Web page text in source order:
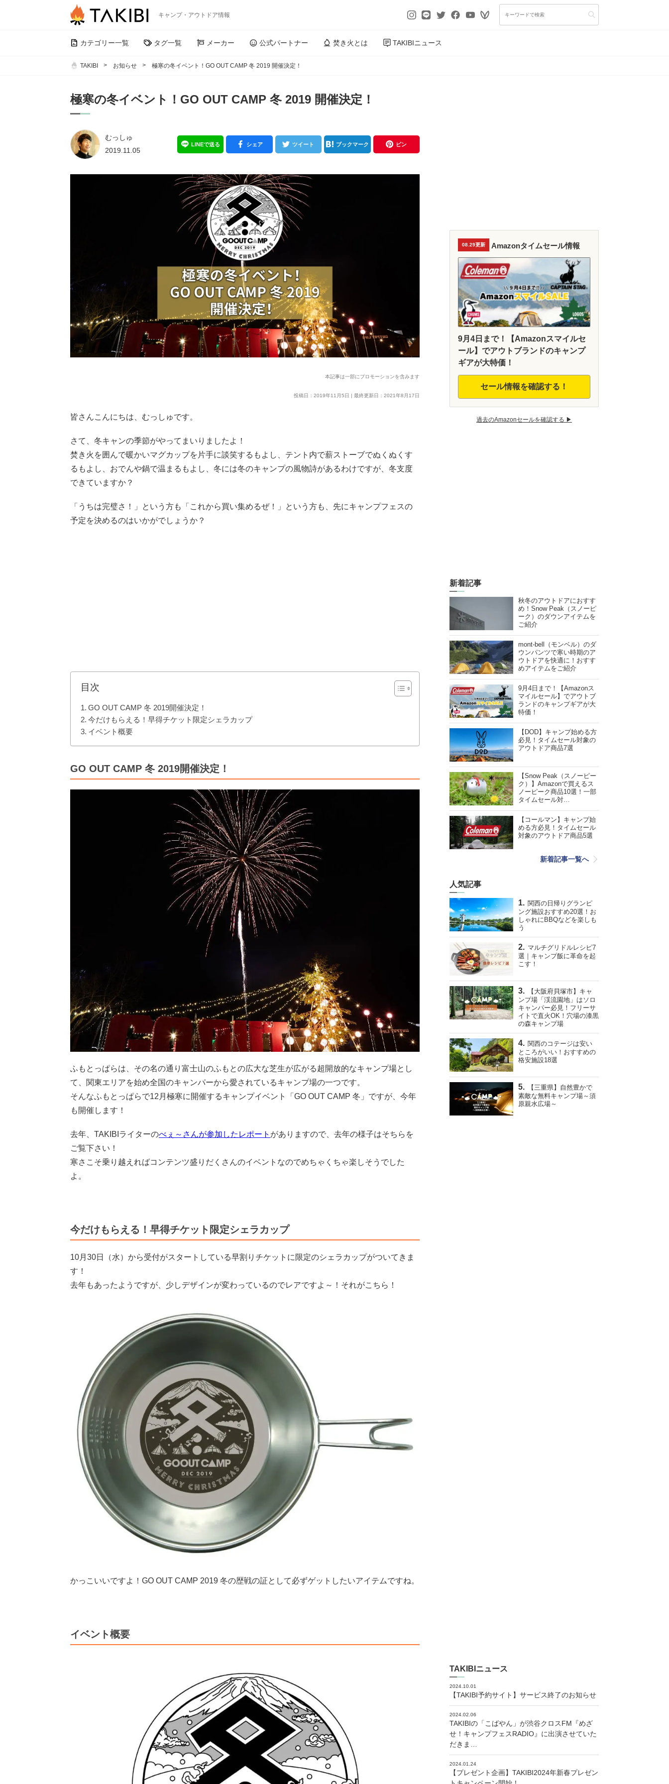
キャンプ・アウトドア情報
カテゴリー一覧 タグ一覧 メーカー 公式パートナー 焚き火とは TAKIBIニュース
TAKIBI お知らせ 極寒の冬イベント！GO OUT CAMP 冬 2019 開催決定！
極寒の冬イベント！GO OUT CAMP 冬 2019 開催決定！
むっしゅ
2019.11.05
LINEで送る シェア ツイート ブックマーク ピン
本記事は一部にプロモーションを含みます
投稿日：2019年11月5日 | 最終更新日：2021年8月17日
皆さんこんにちは、むっしゅです。
さて、冬キャンの季節がやってまいりましたよ！
焚き火を囲んで暖かいマグカップを片手に談笑するもよし、テント内で薪ストーブでぬくぬくす
るもよし、おでんや鍋で温まるもよし、冬には冬のキャンプの風物詩があるわけですが、冬支度
できていますか？
「うちは完璧さ！」という方も「これから買い集めるぜ！」という方も、先にキャンプフェスの
予定を決めるのはいかがでしょうか？
目次
GO OUT CAMP 冬 2019開催決定！
今だけもらえる！早得チケット限定シェラカップ
イベント概要
GO OUT CAMP 冬 2019開催決定！
ふもとっぱらは、その名の通り富士山のふもとの広大な芝生が広がる超開放的なキャンプ場とし
て、関東エリアを始め全国のキャンパーから愛されているキャンプ場の一つです。
そんなふもとっぱらで12月極寒に開催するキャンプイベント「GO OUT CAMP 冬」ですが、今年
も開催します！
去年、TAKIBIライターのべぇ～さんが参加したレポート がありますので、去年の様子はそちらを
ご覧下さい！
寒さこそ乗り越えればコンテンツ盛りだくさんのイベントなのでめちゃくちゃ楽しそうでした
よ。
今だけもらえる！早得チケット限定シェラカップ
10月30日（水）から受付がスタートしている早割りチケットに限定のシェラカップがついてきま
す！
去年もあったようですが、少しデザインが変わっているのでレアですよ～！それがこちら！
かっこいいですよ！GO OUT CAMP 2019 冬の歴戦の証として必ずゲットしたいアイテムですね。
イベント概要
08.29更新 Amazonタイムセール情報
9月4日まで！【Amazonスマイルセ
ール】でアウトブランドのキャンプ
ギアが大特価！
セール情報を確認する！
過去のAmazonセールを確認する ▶︎
新着記事
秋冬のアウトドアにおすす
め！Snow Peak（スノーピ
ーク）のダウンアイテムを
ご紹介
mont-bell（モンベル）のダ
ウンパンツで寒い時期のア
ウトドアを快適に！おすす
めアイテムをご紹介
9月4日まで！【Amazonス
マイルセール】でアウトブ
ランドのキャンプギアが大
特価！
【DOD】キャンプ始める方
必見！タイムセール対象の
アウトドア商品7選
【Snow Peak（スノーピー
ク）】Amazonで買えるス
ノーピーク商品10選！一部
タイムセール対…
【コールマン】キャンプ始
める方必見！タイムセール
対象のアウトドア商品5選
新着記事一覧へ
人気記事
関西の日帰りグランピ
ング施設おすすめ20選！お
しゃれにBBQなどを楽しも
う
マルチグリドルレシピ7
選｜キャンプ飯に革命を起
こす！
【大阪府貝塚市】キャ
ンプ場「渓流園地」はソロ
キャンパー必見！フリーサ
イトで直火OK！穴場の漆黒
の森キャンプ場
関西のコテージは安い
ところがいい！おすすめの
格安施設18選
【三重県】自然豊かで
素敵な無料キャンプ場～須
原親水広場～
TAKIBIニュース
2024.10.01
【TAKIBI予約サイト】サービス終了のお知らせ
2024.02.06
TAKIBIの「こばやん」が渋谷クロスFM『めざ
せ！キャンプフェスRADIO』に出演させていた
だきま…
2024.01.24
【プレゼント企画】TAKIBI2024年新春プレゼン